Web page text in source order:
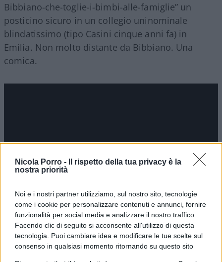
Nicola Porro -
Il rispetto della tua privacy è la
nostra priorità
Noi e i nostri partner utilizziamo, sul nostro sito, tecnologie
come i cookie per personalizzare contenuti e annunci, fornire
funzionalità per social media e analizzare il nostro traffico.
Facendo clic di seguito si acconsente all'utilizzo di questa
tecnologia. Puoi cambiare idea e modificare le tue scelte sul
consenso in qualsiasi momento ritornando su questo sito
Bibbiano-che-toglie-i-bimbi-alle-famiglie” un
posticino sicuro in un collegio uninominale
blindatissimo (tipo Casini cinque anni fa) in
Emilia. Non molto distante da Bibbiano. Una
comica.
Il patto traInsieme per il FuturoePdsembra
ormai cosa fatta. Secondo le indiscrezioni, Di